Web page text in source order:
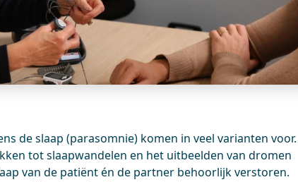
de slaap (parasomnie) komen in veel varianten voor.
tot slaapwandelen en het uitbeelden van dromen
van de patiënt én de partner behoorlijk verstoren.